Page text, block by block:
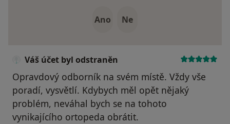
Ano Ne
Váš účet byl odstraněn
Opravdový odborník na svém místě. Vždy vše
poradí, vysvětlí. Kdybych měl opět nějaký
problém, neváhal bych se na tohoto
vynikajícího ortopeda obrátit.